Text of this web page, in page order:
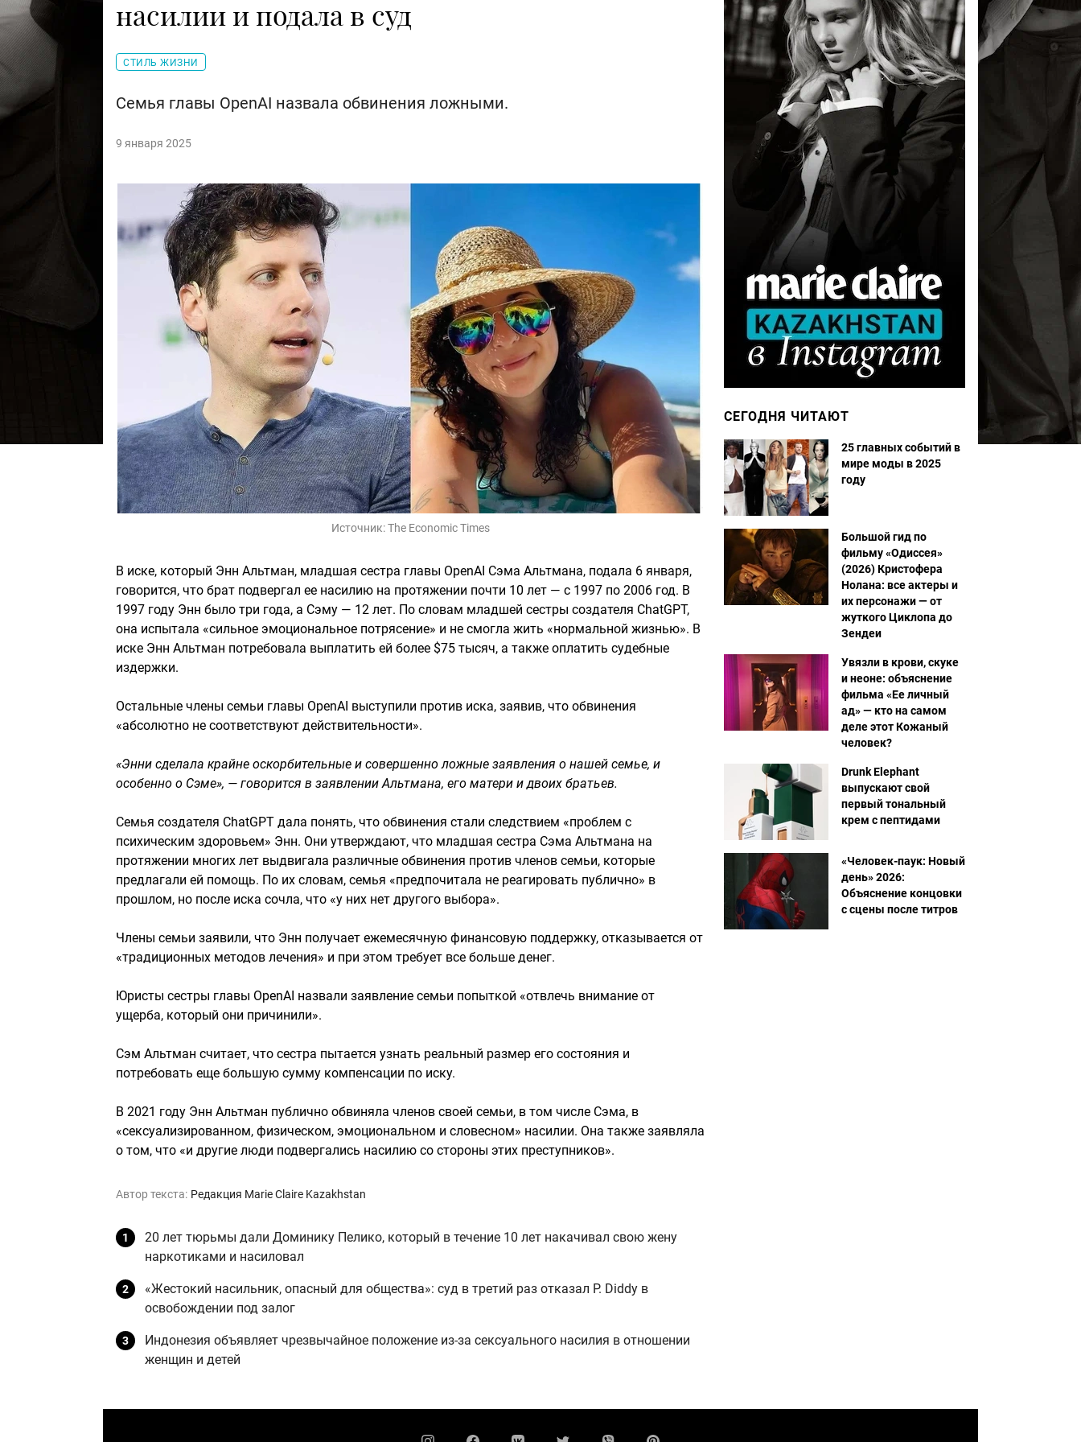
насилии и подала в суд
СТИЛЬ ЖИЗНИ
Семья главы OpenAI назвала обвинения ложными.
9 января 2025
Источник:The Economic Times
В иске, который Энн Альтман, младшая сестра главы OpenAI Сэма Альтмана, подала 6 января,
говорится, что брат подвергал ее насилию на протяжении почти 10 лет — с 1997 по 2006 год. В
1997 году Энн было три года, а Сэму — 12 лет. По словам младшей сестры создателя ChatGPT,
она испытала «сильное эмоциональное потрясение» и не смогла жить «нормальной жизнью». В
иске Энн Альтман потребовала выплатить ей более $75 тысяч, а также оплатить судебные
издержки.
Остальные члены семьи главы OpenAI выступили против иска, заявив, что обвинения
«абсолютно не соответствуют действительности».
«Энни сделала крайне оскорбительные и совершенно ложные заявления о нашей семье, и
особенно о Сэме», — говорится в заявлении Альтмана, его матери и двоих братьев.
Семья создателя ChatGPT дала понять, что обвинения стали следствием «проблем с
психическим здоровьем» Энн. Они утверждают, что младшая сестра Сэма Альтмана на
протяжении многих лет выдвигала различные обвинения против членов семьи, которые
предлагали ей помощь. По их словам, семья «предпочитала не реагировать публично» в
прошлом, но после иска сочла, что «у них нет другого выбора».
Члены семьи заявили, что Энн получает ежемесячную финансовую поддержку, отказывается от
«традиционных методов лечения» и при этом требует все больше денег.
Юристы сестры главы OpenAI назвали заявление семьи попыткой «отвлечь внимание от
ущерба, который они причинили».
Сэм Альтман считает, что сестра пытается узнать реальный размер его состояния и
потребовать еще большую сумму компенсации по иску.
В 2021 году Энн Альтман публично обвиняла членов своей семьи, в том числе Сэма, в
«сексуализированном, физическом, эмоциональном и словесном» насилии. Она также заявляла
о том, что «и другие люди подвергались насилию со стороны этих преступников».
Автор текста: Редакция Marie Claire Kazakhstan
20 лет тюрьмы дали Доминику Пелико, который в течение 10 лет накачивал свою жену
наркотиками и насиловал
«Жестокий насильник, опасный для общества»: суд в третий раз отказал P. Diddy в
освобождении под залог
Индонезия объявляет чрезвычайное положение из-за сексуального насилия в отношении
женщин и детей
СЕГОДНЯ ЧИТАЮТ
25 главных событий в
мире моды в 2025
году
Большой гид по
фильму «Одиссея»
(2026) Кристофера
Нолана: все актеры и
их персонажи — от
жуткого Циклопа до
Зендеи
Увязли в крови, скуке
и неоне: объяснение
фильма «Ее личный
ад» — кто на самом
деле этот Кожаный
человек?
Drunk Elephant
выпускают свой
первый тональный
крем с пептидами
«Человек-паук: Новый
день» 2026:
Объяснение концовки
с сцены после титров